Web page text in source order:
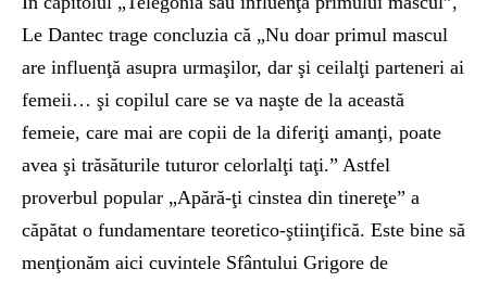
Le Dantec trage concluzia că „Nu doar primul mascul
are influenţă asupra urmaşilor, dar şi ceilalţi parteneri ai
femeii… şi copilul care se va naşte de la această
femeie, care mai are copii de la diferiţi amanţi, poate
avea şi trăsăturile tuturor celorlalţi taţi.” Astfel
proverbul popular „Apără-ţi cinstea din tinereţe” a
căpătat o fundamentare teoretico-ştiinţifică. Este bine să
menţionăm aici cuvintele Sfântului Grigore de